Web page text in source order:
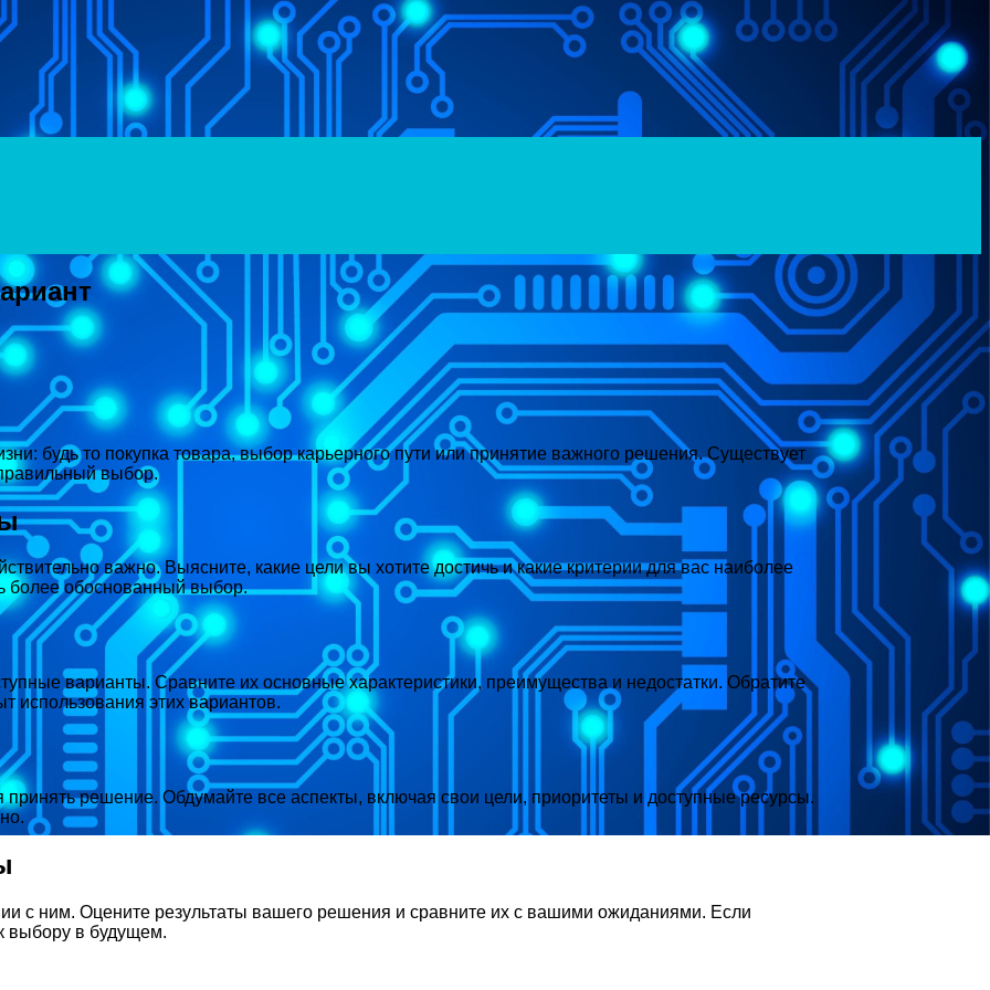
будь то покупка товара, выбор карьерного пути или принятие важного решения. Существует
выбор.
важно. Выясните, какие цели вы хотите достичь и какие критерии для вас наиболее
более обоснованный выбор.
варианты. Сравните их основные характеристики, преимущества и недостатки. Обратите
использования этих вариантов.
решение. Обдумайте все аспекты, включая свои цели, приоритеты и доступные ресурсы.
с ним. Оцените результаты вашего решения и сравните их с вашими ожиданиями. Если
выбору в будущем.